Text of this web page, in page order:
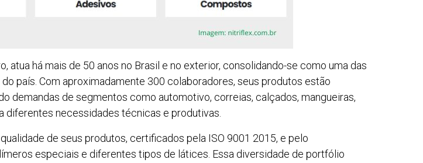
atua há mais de 50 anos no Brasil e no exterior, consolidando-se como uma das
país. Com aproximadamente 300 colaboradores, seus produtos estão
demandas de segmentos como automotivo, correias, calçados, mangueiras,
necessidades técnicas e produtivas.
de seus produtos, certificados pela ISO 9001 2015, e pelo
especiais e diferentes tipos de látices. Essa diversidade de portfólio